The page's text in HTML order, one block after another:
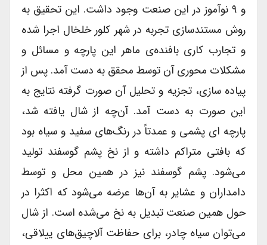
و ۹ نوآموز در این صنعت وجود داشت. این تحقیق به
روش مستندسازی تجربه در شهر کلور خلخال اجرا شده
و تجارب کاری بافنده‌ی ماهر این پارچه و مسائل و
مشکلات محوری آن توسط محقق به دست آمد. پس از
پیاده سازی، تجزیه و تحلیل آن صورت گرفته نتایج به
این صورت به دست آمد. آن‌چه از شال یافته شد،
پارچه ای پشمی و عمدتاً در رنگ‌های سفید و سیاه بود
که بافتی متراکم داشته و از نخ پشم گوسفند تولید
می‌شود. پشم گوسفند نیز در همین محل و توسط
دامداران و عشایر به آن‌ها عرضه می‌شود که اکثرا در
حول همین صنعت تبدیل به نخ می‌شده است. از شال
می‌توان سیاه چادر، برای حفاظت آلاچیق‌های ییلاقی،